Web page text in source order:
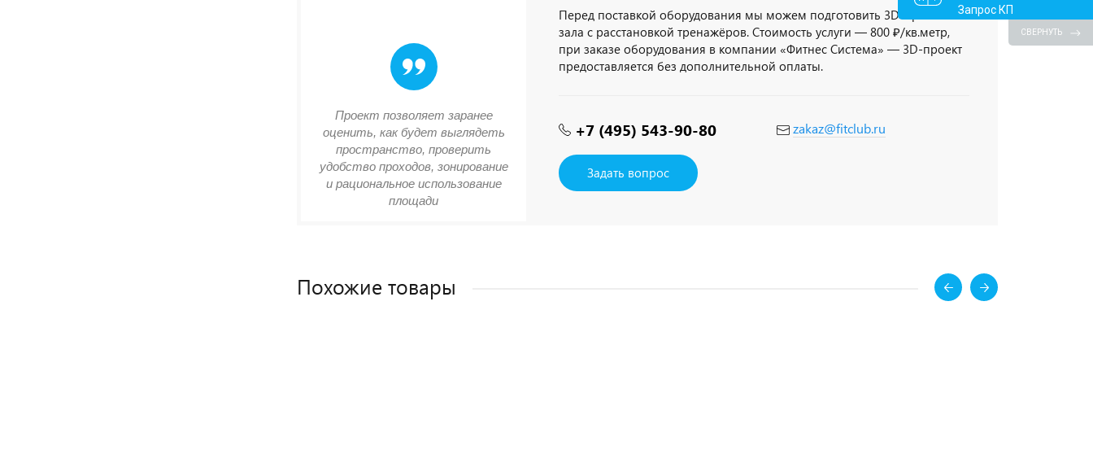
Перед поставкой оборудования мы можем подготовить 3D-проект
зала с расстановкой тренажёров. Стоимость услуги — 800 ₽/кв.метр,
при заказе оборудования в компании «Фитнес Система» — 3D-проект
предоставляется без дополнительной оплаты.
+7 (495) 543-90-80 zakaz@fitclub.ru
Задать вопрос
Проект позволяет заранее
оценить, как будет выглядеть
пространство, проверить
удобство проходов, зонирование
и рациональное использование
площади
Похожие товары
Запрос КП
СВЕРНУТЬ